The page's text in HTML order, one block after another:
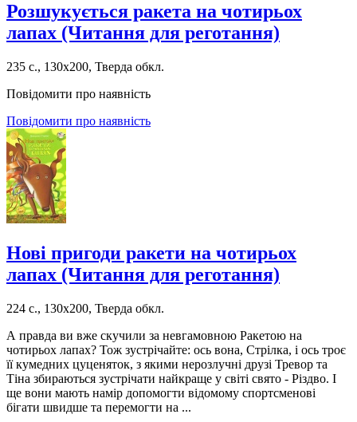
Розшукується ракета на чотирьох
лапах (Читання для реготання)
235 с., 130х200, Тверда обкл.
Повідомити про наявність
Повідомити про наявність
Нові пригоди ракети на чотирьох
лапах (Читання для реготання)
224 с., 130х200, Тверда обкл.
А правда ви вже скучили за невгамовною Ракетою на
чотирьох лапах? Тож зустрічайте: ось вона, Стрілка, і ось троє
її кумедних цуценяток, з якими нерозлучні друзі Тревор та
Тіна збираються зустрічати найкраще у світі свято - Різдво. І
ще вони мають намір допомогти відомому спортсменові
бігати швидше та перемогти на ...